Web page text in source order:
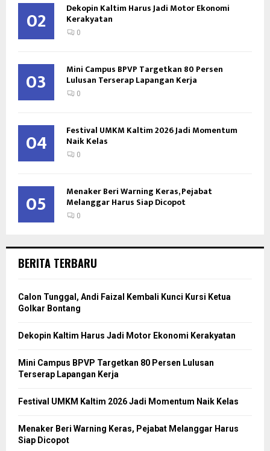
02 Dekopin Kaltim Harus Jadi Motor Ekonomi
Kerakyatan
0
03 Mini Campus BPVP Targetkan 80 Persen
Lulusan Terserap Lapangan Kerja
0
04 Festival UMKM Kaltim 2026 Jadi Momentum
Naik Kelas
0
05 Menaker Beri Warning Keras, Pejabat
Melanggar Harus Siap Dicopot
0
BERITA TERBARU
Calon Tunggal, Andi Faizal Kembali Kunci Kursi Ketua
Golkar Bontang
Dekopin Kaltim Harus Jadi Motor Ekonomi Kerakyatan
Mini Campus BPVP Targetkan 80 Persen Lulusan
Terserap Lapangan Kerja
Festival UMKM Kaltim 2026 Jadi Momentum Naik Kelas
Menaker Beri Warning Keras, Pejabat Melanggar Harus
Siap Dicopot